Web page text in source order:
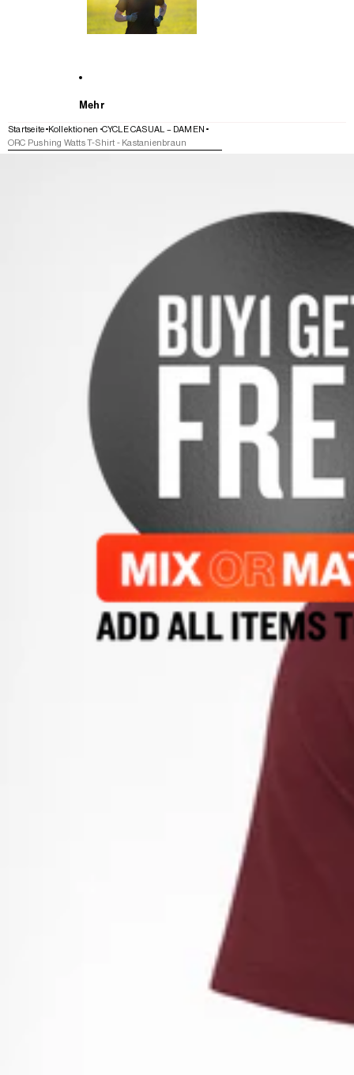
Mehr
Startseite Kollektionen CYCLE CASUAL – DAMEN
ORC Pushing Watts T-Shirt - Kastanienbraun
WEITER ZU DEN PRODUKTINFORMATIONEN